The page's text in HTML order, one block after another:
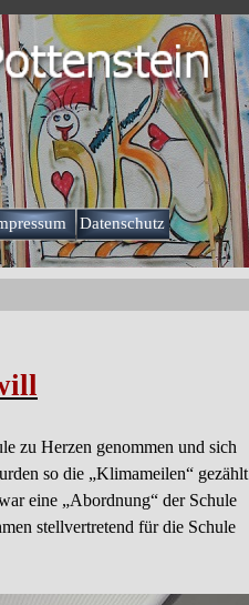
▼ Datenschutz
zu Herzen genommen und sich
so die „Klimameilen“ gezählt
eine „Abordnung“ der Schule
stellvertretend für die Schule